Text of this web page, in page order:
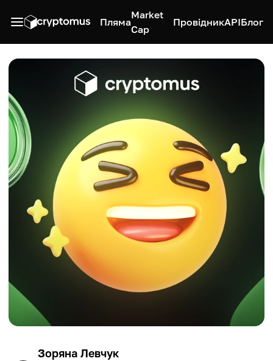
Пляма
Market
Cap
ПровідникAPIБлог
Зоряна Левчук